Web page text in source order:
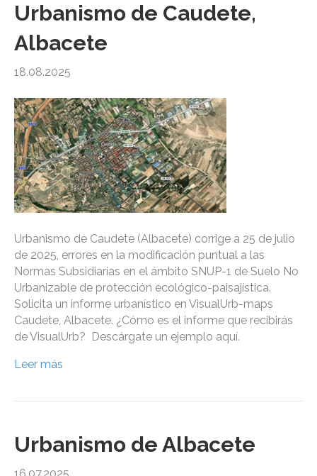
Urbanismo de Caudete,
Albacete
18.08.2025
Urbanismo de Caudete (Albacete) corrige a 25 de julio
de 2025, errores en la modificación puntual a las
Normas Subsidiarias en el ámbito SNUP-1 de Suelo No
Urbanizable de protección ecológico-paisajística.
Solicita un informe urbanístico en VisualUrb-maps
Caudete, Albacete. ¿Cómo es el informe que recibirás
de VisualUrb? Descárgate un ejemplo aquí.
Leer más
Urbanismo de Albacete